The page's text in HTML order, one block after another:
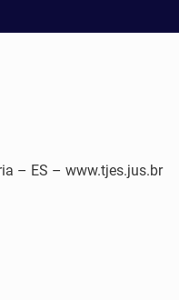
– ES – www.tjes.jus.br